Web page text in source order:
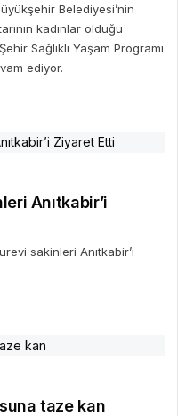
Belediyesi’nin
kadınlar olduğu
Sağlıklı Yaşam Programı
ediyor.
Anıtkabir’i
sakinleri Anıtkabir’i
taze kan